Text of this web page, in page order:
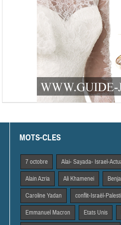
MOTS-CLES
7 octobre Alai- Sayada- Israel-
Alain Azria Ali Khamenei
Caroline Yadan conflit-Israël-
Emmanuel Macron Etats Unis